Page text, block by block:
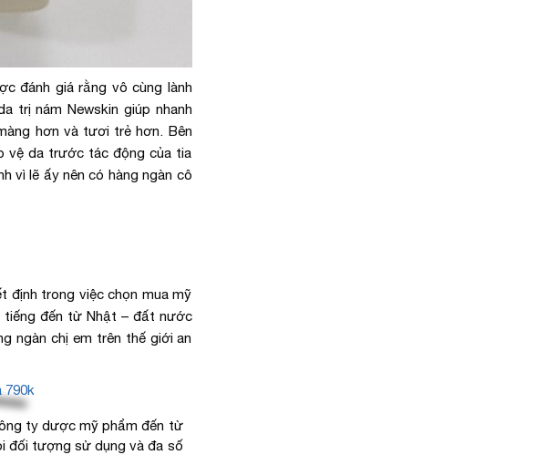
đánh giá rằng vô cùng lành
trị nám Newskin giúp nhanh
hơn và tươi trẻ hơn. Bên
vệ da trước tác động của tia
vì lẽ ấy nên có hàng ngàn cô
định trong việc chọn mua mỹ
tiếng đến từ Nhật – đất nước
ngàn chị em trên thế giới an
ty dược mỹ phẩm đến từ
đối tượng sử dụng và đa số